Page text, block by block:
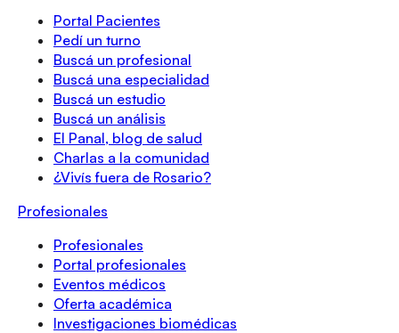
Portal Pacientes
Pedí un turno
Buscá un profesional
Buscá una especialidad
Buscá un estudio
Buscá un análisis
El Panal, blog de salud
Charlas a la comunidad
¿Vivís fuera de Rosario?
Profesionales
Profesionales
Portal profesionales
Eventos médicos
Oferta académica
Investigaciones biomédicas